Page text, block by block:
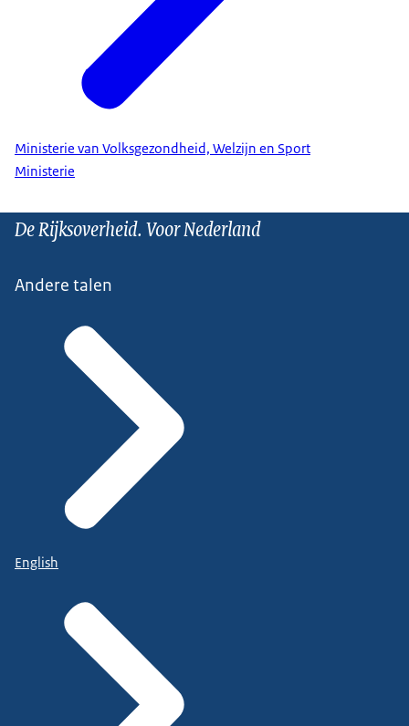
Ministerie van Volksgezondheid, Welzijn en Sport
Ministerie
De Rijksoverheid. Voor Nederland
Andere talen
English